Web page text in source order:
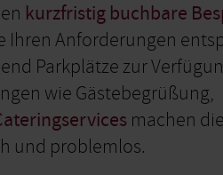
kurzfristig buchbare
Ihren Anforderungen
Parkplätze zur
wie Gästebegrüßung,
machen
und problemlos.